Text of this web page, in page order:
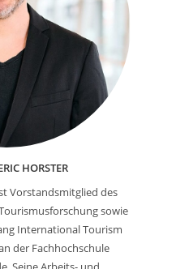
HORSTER
Vorstandsmitglied des
sowie
International Tourism
der Fachhochschule